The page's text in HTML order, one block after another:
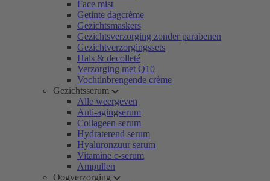
Face mist
Getinte dagcrème
Gezichtsmaskers
Gezichtsverzorging zonder parabenen
Gezichtverzorgingssets
Hals & decolleté
Verzorging met Q10
Vochtinbrengende crème
Gezichtsserum
Alle weergeven
Anti-agingserum
Collageen serum
Hydraterend serum
Hyaluronzuur serum
Vitamine c-serum
Ampullen
Oogverzorging